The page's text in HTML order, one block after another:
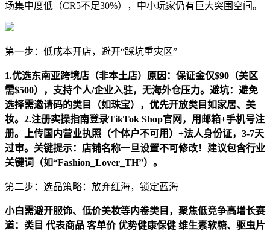
场集中度低（CR5不足30%），中小玩家仍有巨大突围空间。
第一步：低成本开店，避开“踩坑重灾区”
1.优选东南亚跨境店（非本土店）原因：保证金仅$90（美区
需$500），支持个人/企业入驻，无海外仓压力。避坑：避免
选择需邀请码的类目（如珠宝），优先开放类目如家居、美
妆。2.注册实操指南登录TikTok Shop官网，用邮箱+手机号注
册。上传国内营业执照（个体户不可用）+法人身份证，3-7天
过审。关键提示：店铺名称一旦设置不可修改！建议包含行业
关键词（如“Fashion_Lover_TH”）。
第二步：选品策略：放弃红海，锁定蓝海
小白需避开服饰、低价美妆等内卷类目，聚焦低竞争高增长赛
道：类目 代表商品 客单价 优势健康保健 维生素软糖、驱虫片